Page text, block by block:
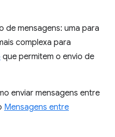
de mensagens: uma para
complexa para
que permitem o envio de
enviar mensagens entre
Mensagens entre